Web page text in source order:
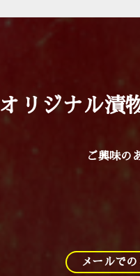
オリジナル漬
ご興味の
メールで